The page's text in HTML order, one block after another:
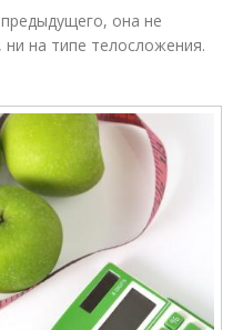
она не
на типе телосложения.